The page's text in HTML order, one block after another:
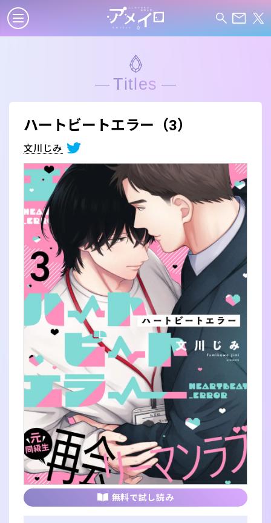
Titles
ハートビートエラー（3）
文川じみ
無料で試し読み